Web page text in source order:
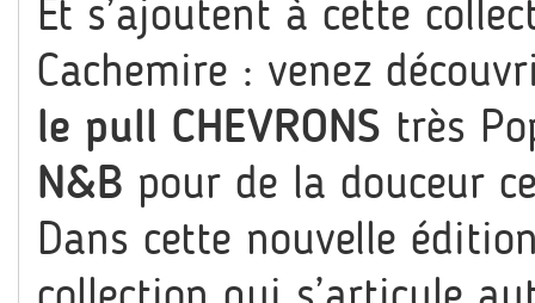
Et s’ajoutent à cette
Cachemire : venez
le pull CHEVRONS très
N&B pour de la douceur
Dans cette nouvelle